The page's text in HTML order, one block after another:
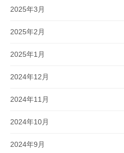
2025年3月
2025年2月
2025年1月
2024年12月
2024年11月
2024年10月
2024年9月